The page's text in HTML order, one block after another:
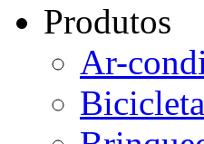
Produtos
Ar-